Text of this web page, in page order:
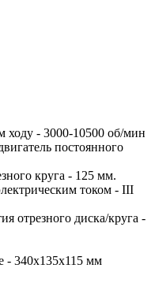
ходу - 3000-10500 об/мин
постоянного
круга - 125 мм.
током - III
отрезного диска/круга -
- 340x135x115 мм